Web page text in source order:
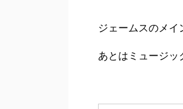
ジェームスのメイ
あとはミュージッ